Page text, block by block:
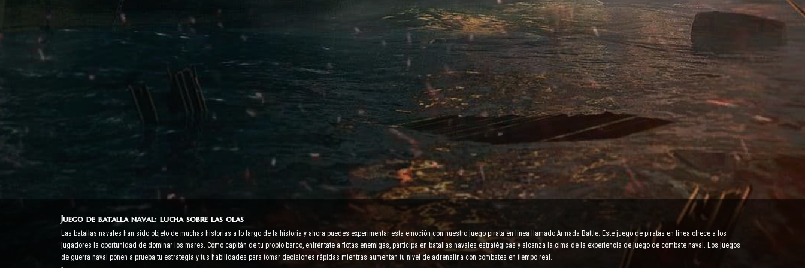
Juego de batalla naval: lucha sobre las olas
Las batallas navales han sido objeto de muchas historias a lo largo de la historia y ahora puedes experimentar esta emoción con nuestro juego pirata en línea llamado Armada Battle. Este juego de piratas en línea ofrece a los
jugadores la oportunidad de dominar los mares. Como capitán de tu propio barco, enfréntate a flotas enemigas, participa en batallas navales estratégicas y alcanza la cima de la experiencia de juego de combate naval. Los juegos
de guerra naval ponen a prueba tu estrategia y tus habilidades para tomar decisiones rápidas mientras aumentan tu nivel de adrenalina con combates en tiempo real.